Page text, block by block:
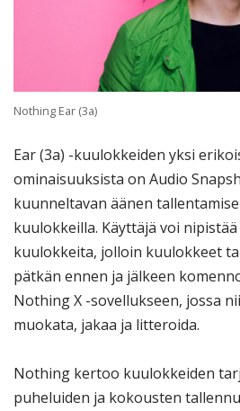
Nothing Ear (3a)
Ear (3a) -kuulokkeiden yksi
ominaisuuksista on Audio
kuunneltavan äänen
kuulokkeilla. Käyttäjä voi
kuulokkeita, jolloin kuulokkeet
pätkän ennen ja jälkeen
Nothing X -sovellukseen, jossa
muokata, jakaa ja litteroida.
Nothing kertoo kuulokkeiden
puheluiden ja kokousten